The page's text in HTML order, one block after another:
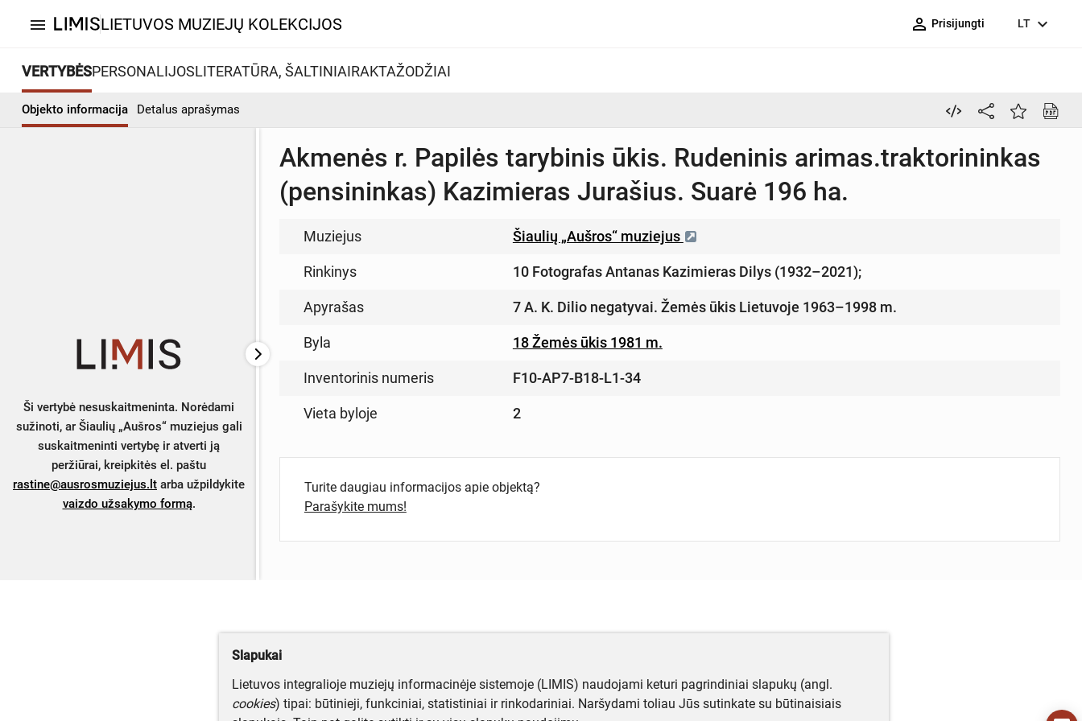
menu LIETUVOS MUZIEJŲ KOLEKCIJOS person_outline Prisijungti LT expand_more
VERTYBĖSPERSONALIJOSLITERATŪRA, ŠALTINIAIRAKTAŽODŽIAI
Objekto informacija Detalus aprašymas
Ši vertybė nesuskaitmeninta. Norėdami
sužinoti, ar Šiaulių „Aušros“ muziejus gali
suskaitmeninti vertybę ir atverti ją
peržiūrai, kreipkitės el. paštu
rastine@ausrosmuziejus.lt arba užpildykite
vaizdo užsakymo formą.
Akmenės r. Papilės tarybinis ūkis. Rudeninis arimas.traktorininkas
(pensininkas) Kazimieras Jurašius. Suarė 196 ha.
Muziejus Šiaulių „Aušros“ muziejus
Rinkinys 10 Fotografas Antanas Kazimieras Dilys (1932–2021);
Apyrašas 7 A. K. Dilio negatyvai. Žemės ūkis Lietuvoje 1963–1998 m.
Byla 18 Žemės ūkis 1981 m.
Inventorinis numeris F10-AP7-B18-L1-34
Vieta byloje 2
Turite daugiau informacijos apie objektą?
Parašykite mums!
Slapukai
Lietuvos integralioje muziejų informacinėje sistemoje (LIMIS) naudojami keturi pagrindiniai slapukų (angl.
cookies) tipai: būtinieji, funkciniai, statistiniai ir rinkodariniai. Naršydami toliau Jūs sutinkate su būtinaisiais